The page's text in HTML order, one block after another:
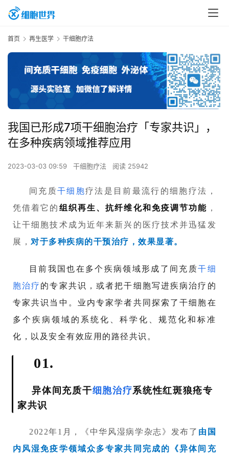
首页 再生医学 干细胞疗法
我国已形成7项干细胞治疗「专家共识」，
在多种疾病领域推荐应用
2023-03-03 09:59 干细胞疗法 阅读 25942
间充质干细胞疗法是目前最流行的细胞疗法，
凭借着它的 组织再生、抗纤维化和免疫调节功能 ，
让干细胞技术成为近年来新兴的医疗技术并迅猛发
展， 对于多种疾病的干预治疗，效果显著。
目前我国也在多个疾病领域形成了间充质干细
胞治疗 的专家共识，或者把干细胞写进疾病治疗的
专家共识当中。 业内专家学者共同探索了干细胞在
多个疾病领域的系统化、科学化、规范化和标准
化，以及安全有效应用的路径共识。
01.
异体间充质干细胞治疗系统性红斑狼疮专
家共识
2022年1月，《中华风湿病学杂志》发布了 由国
内风湿免疫学领域众多专家共同完成的《异体间充